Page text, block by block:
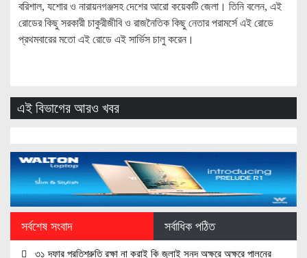
বরিশাল, যশোর ও নারায়নগঞ্জসহ দেশের আরো কয়েকটি জেলা। তিনি বলেন, এই
রোডের কিছু সরকারী চাকুরীজীবি ও রাজনৈতিক কিছু নেতার পরামর্সে এই রোডে
প্রথমবারের মতো এই রোডে এই সার্ভিস চালু করেন।
এই বিভাগের আরও খবর
সর্বশেষ সংবাদ সর্বাধিক পঠিত
৩১ দফার প্রতিশ্রুতি রক্ষা না করাই কি জুলাই সনদ অক্ষরে অক্ষরে পালনের